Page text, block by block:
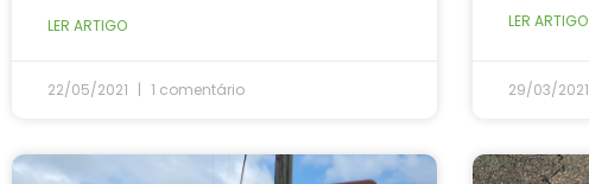
LER ARTIGO
22/05/2021 1 comentário
LER ARTIGO
29/03/2021